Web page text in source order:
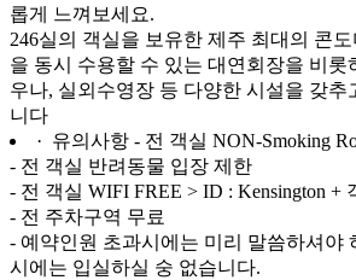
롭게 느껴보세요.
246실의 객실을 보유한 제주 최대의 콘
을 동시 수용할 수 있는 대연회장을 비롯
우나, 실외수영장 등 다양한 시설을 갖추
니다
· 유의사항 - 전 객실 NON-Smoking
- 전 객실 반려동물 입장 제한
- 전 객실 WIFI FREE > ID : Kensington +
- 전 주차구역 무료
- 예약인원 초과시에는 미리 말씀하셔야
시에는 입실하실 숭 없습니다.